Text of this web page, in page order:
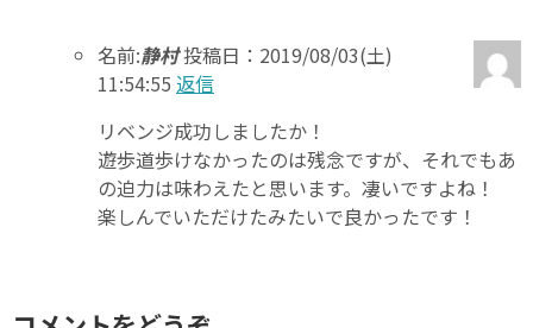
名前:静村投稿日：2019/08/03(土)
11:54:55 返信
リベンジ成功しましたか！
遊歩道歩けなかったのは残念ですが、それでもあ
の迫力は味わえたと思います。凄いですよね！
楽しんでいただけたみたいで良かったです！